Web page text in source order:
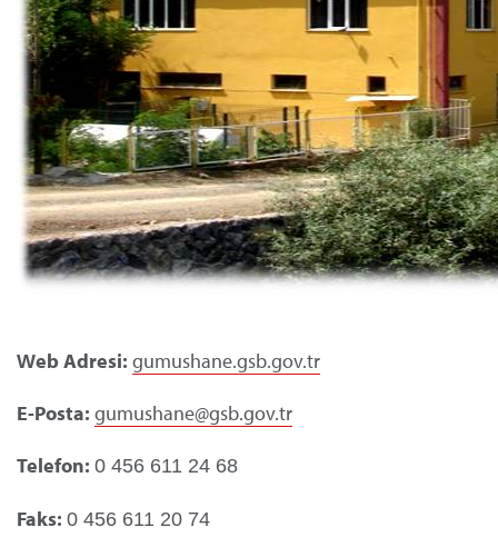
Web Adresi: gumushane.gsb.gov.tr
E-Posta: gumushane@gsb.gov.tr
Telefon: 0 456 611 24 68
Faks: 0 456 611 20 74